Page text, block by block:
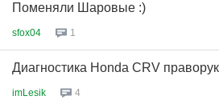
Поменяли Шаровые :)
sfox04 1
Диагностика Honda CRV
imLesik 4